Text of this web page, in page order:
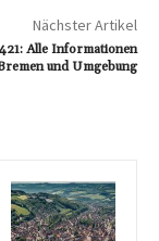
Nächster Artikel
Alle Informationen
und Umgebung